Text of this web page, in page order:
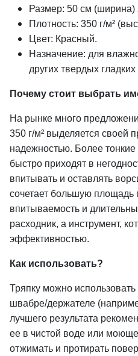
Размер: 50 см (ширина)
Плотность: 350 г/м²
Цвет: Красный.
Назначение: для
других твердых
Почему стоит выбрать
На рынке много
350 г/м² выделяется своей
надежностью. Более
быстро приходят в
впитывать и оставлять
сочетает большую площадь
впитываемость и
расходник, а инструмент,
эффективностью.
Как использовать?
Тряпку можно
швабре/держателе
лучшего результата
ее в чистой воде или
отжимать и протирать